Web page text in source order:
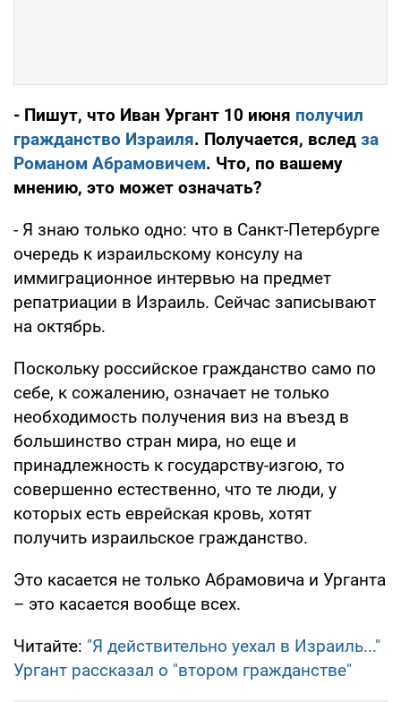
- Пишут, что Иван Ургант 10 июня получил
гражданство Израиля. Получается, вслед за
Романом Абрамовичем. Что, по вашему
мнению, это может означать?
- Я знаю только одно: что в Санкт-Петербурге
очередь к израильскому консулу на
иммиграционное интервью на предмет
репатриации в Израиль. Сейчас записывают
на октябрь.
Поскольку российское гражданство само по
себе, к сожалению, означает не только
необходимость получения виз на въезд в
большинство стран мира, но еще и
принадлежность к государству-изгою, то
совершенно естественно, что те люди, у
которых есть еврейская кровь, хотят
получить израильское гражданство.
Это касается не только Абрамовича и Урганта
– это касается вообще всех.
Читайте: "Я действительно уехал в Израиль..."
Ургант рассказал о "втором гражданстве"